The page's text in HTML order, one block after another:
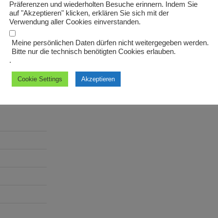
Beitrag
d. d.
Präferenzen und wiederholten Besuche erinnern. Indem Sie
auf "Akzeptieren" klicken, erklären Sie sich mit der
Verwendung aller Cookies einverstanden.
Meine persönlichen Daten dürfen nicht weitergegeben werden.
Bitte nur die technisch benötigten Cookies erlauben.
.
Cookie Settings Akzeptieren